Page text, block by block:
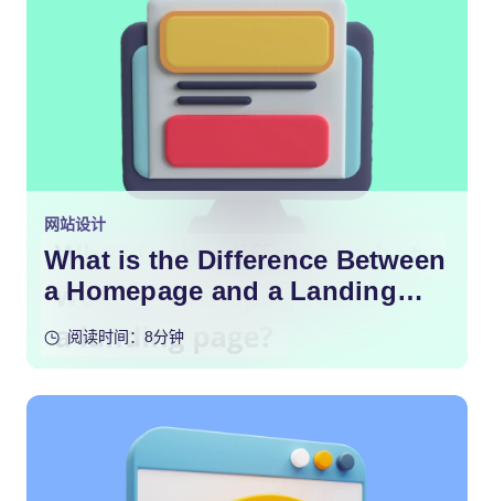
网站设计
What is the Difference Between
a Homepage and a Landing
Page?
阅读时间：8分钟